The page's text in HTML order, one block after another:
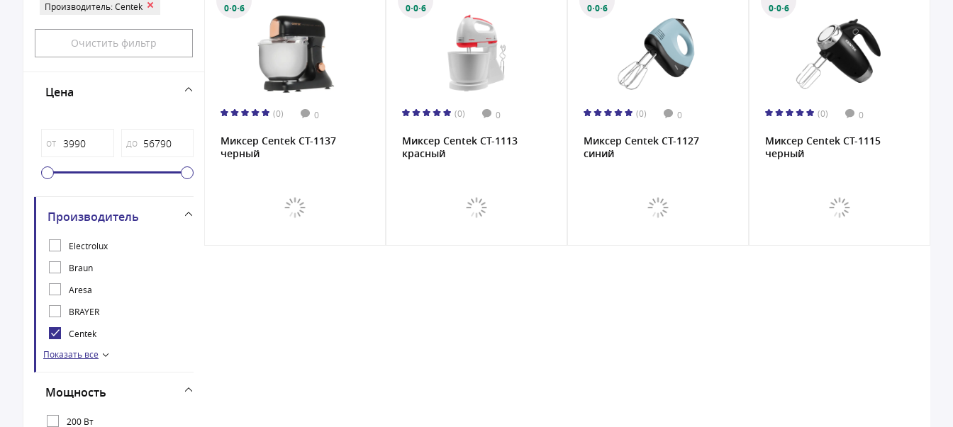
Производитель: Centek
Очистить фильтр
Цена
от до
Производитель
Electrolux
Braun
Aresa
BRAYER
Centek
Gorenje
Maxwell
Vitek
Показать все
Мощность
200 Вт
0·0·6
(0) 0
Миксер Centek CT-1137
черный
0·0·6
(0) 0
Миксер Centek CT-1113
красный
0·0·6
(0) 0
Миксер Centek CT-1127
синий
0·0·6
(0) 0
Миксер Centek CT-1115
черный